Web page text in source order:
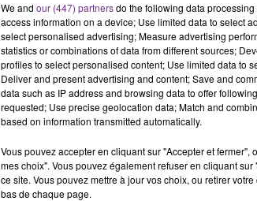
We and our (447) partnersdo the following data
access information on a device; Use limited data to select
select personalised advertising; Measure advertising
statistics or combinations of data from different sources;
profiles to select personalised content; Use limited data to
Deliver and present advertising and content; Save and
data such as IP address and browsing data to offer
requested; Use precise geolocation data; Match and
based on information transmitted automatically.
Vous pouvez accepter en cliquant sur "Accepter et
mes choix". Vous pouvez également refuser en cliquant
ce site. Vous pouvez mettre à jour vos choix, ou retirer
bas de chaque page.